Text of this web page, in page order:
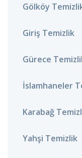
Gölköy
Giriş Temizlik
Gürece
İslamhaneler
Karabağ
Yahşi Temizlik